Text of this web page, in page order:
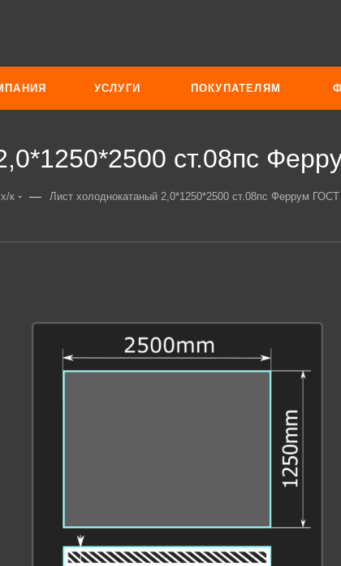
УСЛУГИ ПОКУПАТЕЛЯМ
ст.08пс
к — Лист холоднокатаный 2,0*1250*2500 ст.08пс Феррум ГОСТ